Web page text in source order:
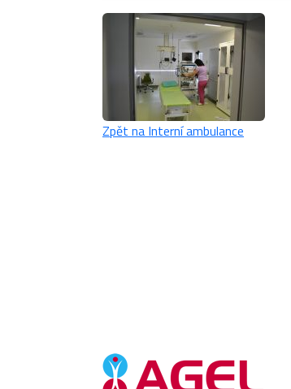
Zpět na Interní ambulance